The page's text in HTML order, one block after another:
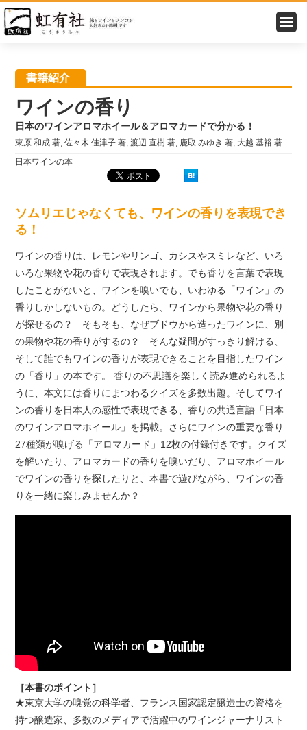
トップ＞
書籍紹介
ワインの香り
日本のワインアロマホイール＆アロマカードで分かる！
東原 和成 著, 佐々木 佳津子 著, 渡辺 直樹 著, 鹿取 みゆき 著, 大越 基裕 著
日本ワインの本
ソムリエじゃなくても、ワインの香りを表現でき
る！
ワインの香りは、レモンやリンゴ、カシスやスミレなど、いろ
いろな果物や花の香りで表現されます。でも香りを言葉で表現
したことがないと、ワインを嗅いでも、いわゆる「ワイン」の
香りしかしないもの。どうしたら、ワインから果物や花の香り
が探せるの？ そもそも、なぜブドウから造ったワインに、別
の果物や花の香りがするの？ そんな疑問がすっきり解ける、
そして誰でもワインの香りが表現できることを目指したワイン
の「香り」の本です。 香りの不思議を楽しく読み進められるよ
うに、本文には香りにまつわるクイズを多数出題。そしてワイ
ンの香りを日本人の感性で表現できる、香りの共通言語「日本
のワインアロマホイール」を掲載。さらにワインの重要な香り
27種類が嗅げる「アロマカード」12枚の付録付きです。クイズ
を解いたり、アロマカードの香りを嗅いだり、アロマホイール
でワインの香りを探したりと、本書で遊びながら、ワインの香
りを一緒に楽しみませんか？
［本書のポイント］
★東京大学の嗅覚の科学者、フランス国家認定醸造士の資格を
持つ醸造家、多数のメディアで活躍中のワインジャーナリスト